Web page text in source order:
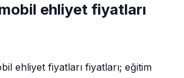
ehliyet fiyatları
ehliyet fiyatları fiyatları; eğitim